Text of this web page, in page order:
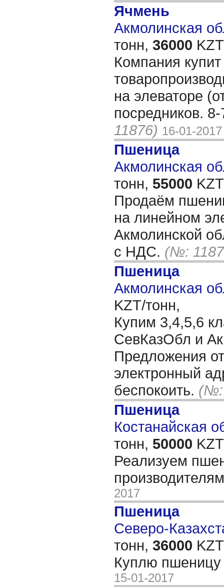
Ячмень
Акмолинская
тонн, 36000
Компания
на элеваторе
посредников.
11876) 16-01-2017
Пшеница
Акмолинская
тонн, 55000
Продаём
на линейном
Акмолинской
с НДС. (№:
Пшеница
Акмолинская
KZT/тонн,
Купим 3,4,5,6
СевКазОбл и
Предложения
электронный
беспокоить. (№:
Пшеница
Костанайская
тонн, 50000
Реализуем
2017
Пшеница
Северо-
тонн, 36000
Куплю
15-01-2017